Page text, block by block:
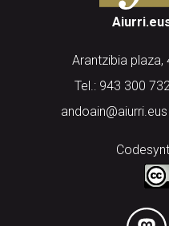
Arantzibia plaza,
Tel.: 943 300